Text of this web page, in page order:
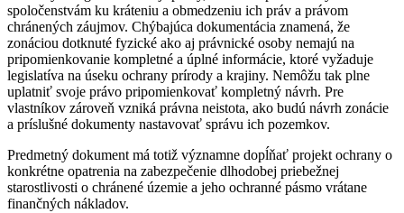
spoločenstvám ku kráteniu a obmedzeniu ich práv a právom
chránených záujmov. Chýbajúca dokumentácia znamená, že
zonáciou dotknuté fyzické ako aj právnické osoby nemajú na
pripomienkovanie kompletné a úplné informácie, ktoré vyžaduje
legislatíva na úseku ochrany prírody a krajiny. Nemôžu tak plne
uplatniť svoje právo pripomienkovať kompletný návrh. Pre
vlastníkov zároveň vzniká právna neistota, ako budú návrh zonácie
a príslušné dokumenty nastavovať správu ich pozemkov.
Predmetný dokument má totiž významne dopĺňať projekt ochrany o
konkrétne opatrenia na zabezpečenie dlhodobej priebežnej
starostlivosti o chránené územie a jeho ochranné pásmo vrátane
finančných nákladov.